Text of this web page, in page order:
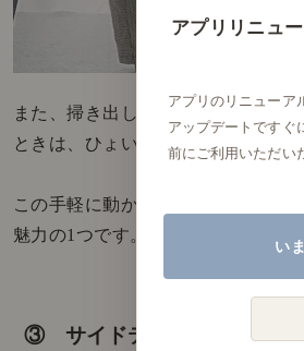
また、掃き出し窓への動線で邪魔に
ときは、ひょいっと持ち上げて楽に
この手軽に動かせる「軽さ」も使っ
魅力の1つです。
③ サイドテーブルとしても
アプリリニュ
アプリのリニューア
アップデートですぐ
前にご利用いただい
い